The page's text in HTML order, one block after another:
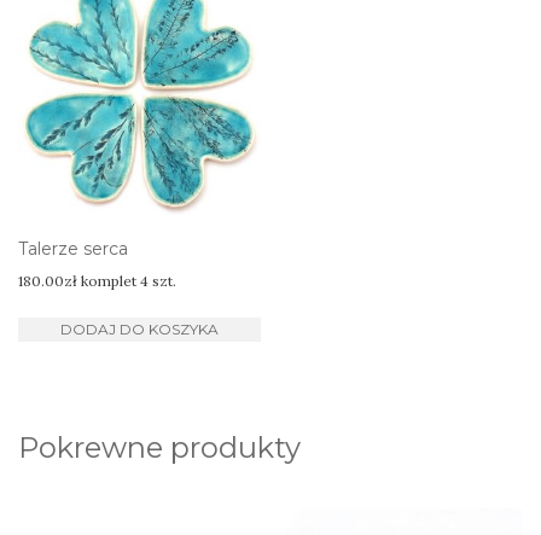
Talerze serca
180.00zł komplet 4 szt.
DODAJ DO KOSZYKA
Pokrewne produkty